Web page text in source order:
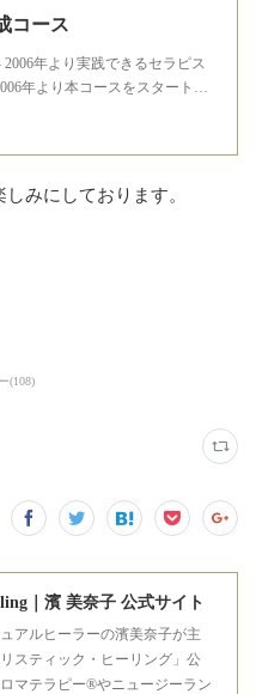
コース
年より実践できるセラピス
年より本コースをスタート…
みにしております。
(108)
｜濱 美奈子 公式サイト
アルヒーラーの濱美奈子が主
スティック・ヒーリング」公
マテラピー®やニュージーラン